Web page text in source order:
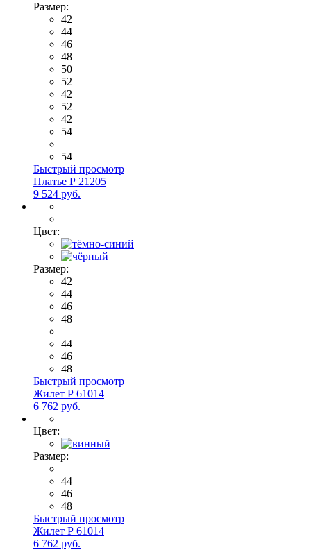
Размер:
42
44
46
48
50
52
42
52
42
54
54
Быстрый просмотр
Платье Р 21205
9 524 руб.
Цвет:
Размер:
42
44
46
48
44
46
48
Быстрый просмотр
Жилет Р 61014
6 762 руб.
Цвет:
Размер:
44
46
48
Быстрый просмотр
Жилет Р 61014
6 762 руб.